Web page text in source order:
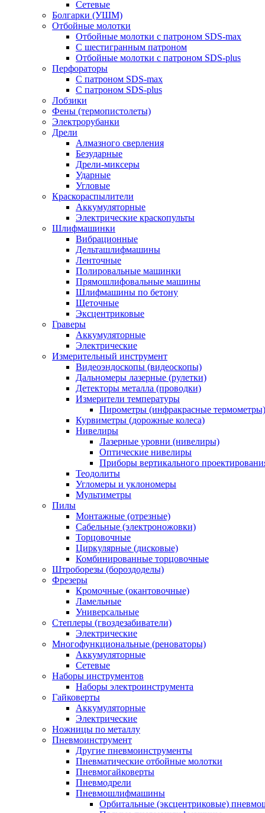
Сетевые
Болгарки (УШМ)
Отбойные молотки
Отбойные молотки с патроном SDS-max
С шестигранным патроном
Отбойные молотки с патроном SDS-plus
Перфораторы
С патроном SDS-max
С патроном SDS-plus
Лобзики
Фены (термопистолеты)
Электрорубанки
Дрели
Алмазного сверления
Безударные
Дрели-миксеры
Ударные
Угловые
Краскораспылители
Аккумуляторные
Электрические краскопульты
Шлифмашинки
Вибрационные
Дельташлифмашины
Ленточные
Полировальные машинки
Прямошлифовальные машины
Шлифмашины по бетону
Щеточные
Эксцентриковые
Граверы
Аккумуляторные
Электрические
Измерительный инструмент
Видеоэндоскопы (видеоскопы)
Дальномеры лазерные (рулетки)
Детекторы металла (проводки)
Измерители температуры
Пирометры (инфракрасные термометры)
Курвиметры (дорожные колеса)
Нивелиры
Лазерные уровни (нивелиры)
Оптические нивелиры
Приборы вертикального
Теодолиты
Угломеры и уклономеры
Мультиметры
Пилы
Монтажные (отрезные)
Сабельные (электроножовки)
Торцовочные
Циркулярные (дисковые)
Комбинированные торцовочные
Штроборезы (бороздоделы)
Фрезеры
Кромочные (окантовочные)
Ламельные
Универсальные
Степлеры (гвоздезабиватели)
Электрические
Многофункциональные (реноваторы)
Аккумуляторные
Сетевые
Наборы инструментов
Наборы электроинструмента
Гайковерты
Аккумуляторные
Электрические
Ножницы по металлу
Пневмоинструмент
Другие пневмоинструменты
Пневматические отбойные молотки
Пневмогайковерты
Пневмодрели
Пневмошлифмашины
Орбитальные (эксцентриковые)